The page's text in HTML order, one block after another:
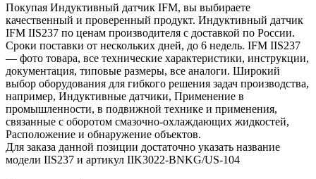
Покупая Индуктивный датчик IFM, вы выбираете
качественный и проверенный продукт. Индуктивный датчик
IFM IIS237 по ценам производителя с доставкой по России.
Сроки поставки от нескольких дней, до 6 недель. IFM IIS237
— фото товара, все технические характеристики, инструкции,
документация, типовые размеры, все аналоги. Широкий
выбор оборудования для гибкого решения задач производства,
например, Индуктивные датчики, Применение в
промышленности, в подвижной технике и применения,
связанные с оборотом смазочно-охлаждающих жидкостей,
Расположение и обнаружение объектов.
Для заказа данной позиции достаточно указать название
модели IIS237 и артикул IIK3022-BNKG/US-104